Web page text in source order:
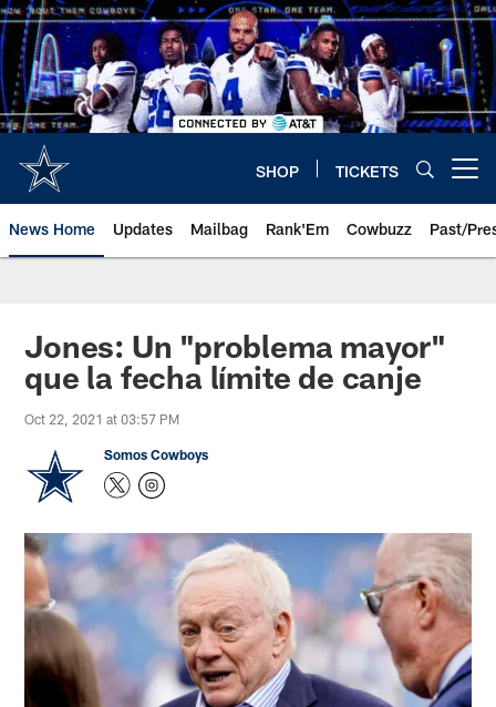
Skip
to
main
content
SHOP TICKETS
News Home Updates Mailbag Rank'Em Cowbuzz Past/
Jones: Un "problema mayor"
que la fecha límite de canje
Oct 22, 2021 at 03:57 PM
Somos Cowboys